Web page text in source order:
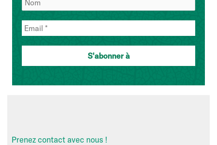
Prenez contact avec nous !